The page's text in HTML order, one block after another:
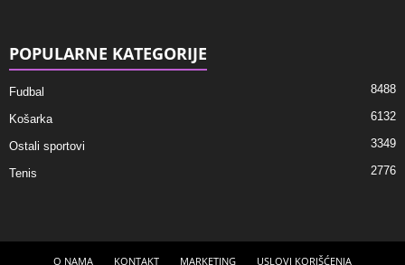
POPULARNE KATEGORIJE
Fudbal 8488
Košarka 6132
Ostali sportovi 3349
Tenis 2776
O NAMA KONTAKT MARKETING USLOVI KORIŠĆENJA